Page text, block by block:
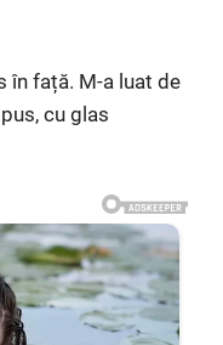
în față. M-a luat de
cu glas